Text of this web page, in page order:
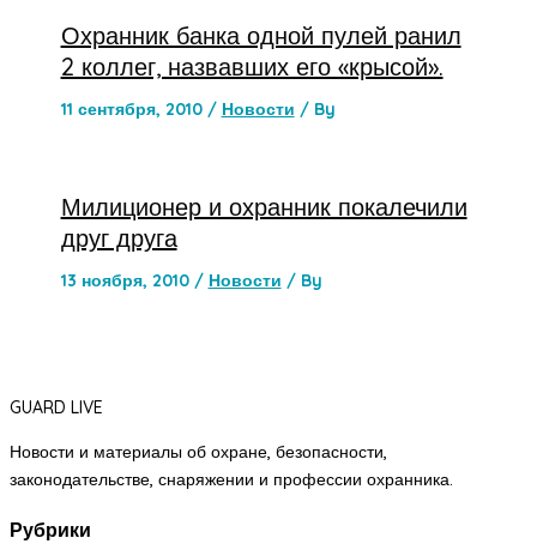
Охранник банка одной пулей ранил
2 коллег, назвавших его «крысой».
11 сентября, 2010 / Новости / By
Милиционер и охранник покалечили
друг друга
13 ноября, 2010 / Новости / By
GUARD LIVE
Новости и материалы об охране, безопасности,
законодательстве, снаряжении и профессии охранника.
Рубрики